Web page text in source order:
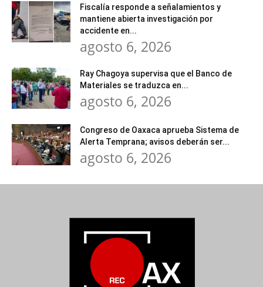
Fiscalía responde a señalamientos y
mantiene abierta investigación por
accidente en...
agosto 6, 2026
Ray Chagoya supervisa que el Banco de
Materiales se traduzca en...
agosto 6, 2026
Congreso de Oaxaca aprueba Sistema de
Alerta Temprana; avisos deberán ser...
agosto 6, 2026